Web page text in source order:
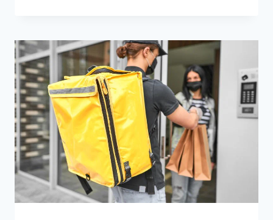
EN
TU
MENÚ
PARA
AUMENTAR
LA
RENTABILIDAD
DE
TU
RESTAURANTE?